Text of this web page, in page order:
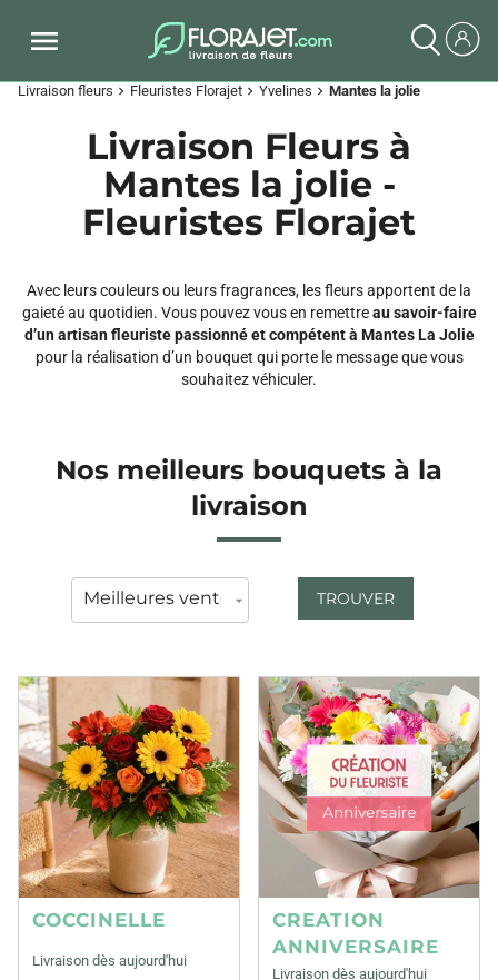
Livraison fleurs chevron_right Fleuristes Florajet chevron_right Yvelines chevron_right Mantes la jolie
Livraison Fleurs à
Mantes la jolie -
Fleuristes Florajet
Avec leurs couleurs ou leurs fragrances, les fleurs apportent de la
gaieté au quotidien. Vous pouvez vous en remettreau savoir-faire
d’un artisan fleuriste passionné et compétent à Mantes La Jolie
pour la réalisation d’un bouquet qui porte le message que vous
souhaitez véhiculer.
Nos meilleurs bouquets à la
livraison
TROUVER
COCCINELLE
Livraison dès aujourd'hui
CREATION
ANNIVERSAIRE
Livraison dès aujourd'hui